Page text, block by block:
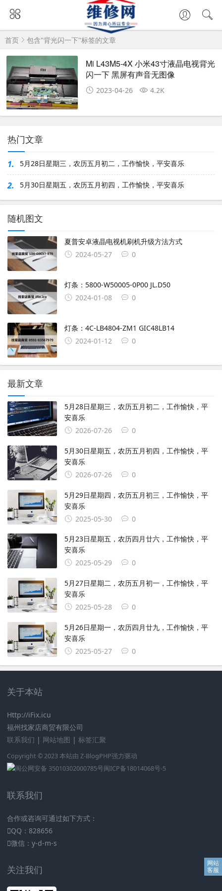
首页 包含"背光闪一下"标签的文章
Mi L43M5-4X 小米43寸液晶电视背光
闪一下 黑屏有声音无图像
2023-04-26 4.2K
热门文章
1. 5月28日星期三，农历五月初二，工作愉快，平安喜乐
2. 5月30日星期五，农历五月初四，工作愉快，平安喜乐
随机图文
夏普安卓液晶电视机刷机升级方法方式
2024-05-27
0
灯条：5800-W50005-0P00 JL.D50
2024-01-08
0
灯条：4C-LB4804-ZM1 GIC48LB14
2024-01-12
0
最新文章
5月28日星期三，农历五月初二，工作愉快，平
安喜乐
2026-07-26
0
5月30日星期五，农历五月初四，工作愉快，平
安喜乐
2026-07-26
0
5月29日星期四，农历五月初三，工作愉快，平
安喜乐
2025-05-30
0
5月23日星期五，农历四月廿六，工作愉快，平
安喜乐
2025-05-29
0
5月27日星期二，农历五月初一，工作愉快，平
安喜乐
2025-05-28
0
5月26日星期一，农历四月廿九，工作愉快，平
安喜乐
2025-05-27
0
关于本站
Http://iFix.icu
福州找家店商贸有限公司
联系我们 | 网站地图 | 标签汇聚
Copyright © 2023 本站由 Z-BlogPHP强力驱动
闽公网安备 35010302000785号闽ICP备18014068号-5
联系我们
合作或咨询可通过如下方式：
QQ：828656
微信：y-d-m-s
关注我们